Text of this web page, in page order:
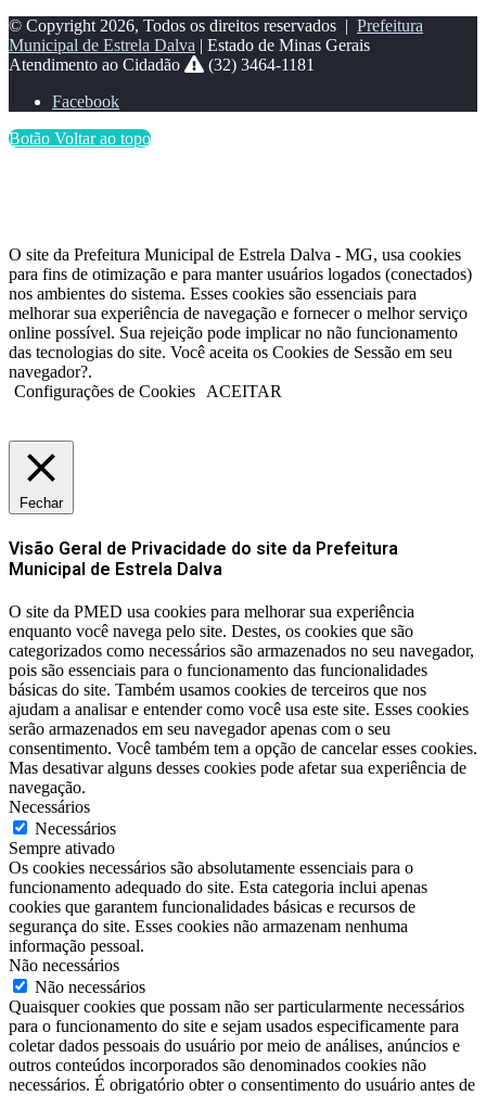
© Copyright 2026, Todos os direitos reservados | Prefeitura
Municipal de Estrela Dalva | Estado de Minas Gerais
Atendimento ao Cidadão
(32) 3464-1181
Facebook
Botão Voltar ao topo
O site da Prefeitura Municipal de Estrela Dalva - MG, usa cookies
para fins de otimização e para manter usuários logados (conectados)
nos ambientes do sistema. Esses cookies são essenciais para
melhorar sua experiência de navegação e fornecer o melhor serviço
online possível. Sua rejeição pode implicar no não funcionamento
das tecnologias do site. Você aceita os Cookies de Sessão em seu
navegador?.
Configurações de Cookies
ACEITAR
Fechar
Visão Geral de Privacidade do site da Prefeitura
Municipal de Estrela Dalva
O site da PMED usa cookies para melhorar sua experiência
enquanto você navega pelo site. Destes, os cookies que são
categorizados como necessários são armazenados no seu navegador,
pois são essenciais para o funcionamento das funcionalidades
básicas do site. Também usamos cookies de terceiros que nos
ajudam a analisar e entender como você usa este site. Esses cookies
serão armazenados em seu navegador apenas com o seu
consentimento. Você também tem a opção de cancelar esses cookies.
Mas desativar alguns desses cookies pode afetar sua experiência de
navegação.
Necessários
Necessários
Sempre ativado
Os cookies necessários são absolutamente essenciais para o
funcionamento adequado do site. Esta categoria inclui apenas
cookies que garantem funcionalidades básicas e recursos de
segurança do site. Esses cookies não armazenam nenhuma
informação pessoal.
Não necessários
Não necessários
Quaisquer cookies que possam não ser particularmente necessários
para o funcionamento do site e sejam usados ​​especificamente para
coletar dados pessoais do usuário por meio de análises, anúncios e
outros conteúdos incorporados são denominados cookies não
necessários. É obrigatório obter o consentimento do usuário antes de